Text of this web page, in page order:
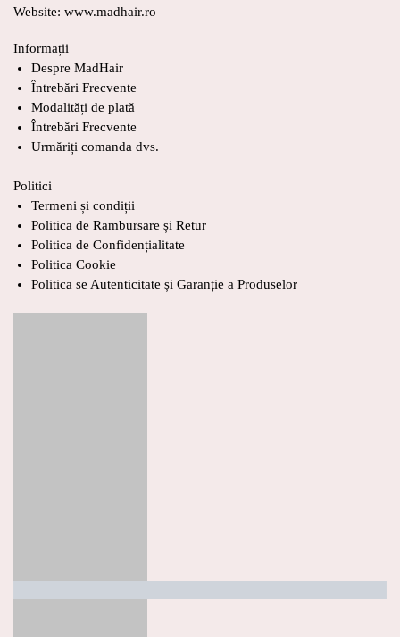
Website: www.madhair.ro
Informații
Despre MadHair
Întrebări Frecvente
Modalități de plată
Întrebări Frecvente
Urmăriți comanda dvs.
Politici
Termeni și condiții
Politica de Rambursare și Retur
Politica de Confidențialitate
Politica Cookie
Politica se Autenticitate și Garanție a Produselor